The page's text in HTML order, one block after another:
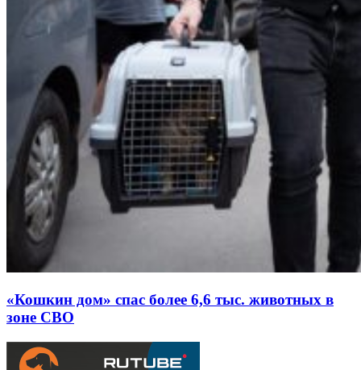
«Кошкин дом» спас более 6,6 тыс. животных в
зоне СВО